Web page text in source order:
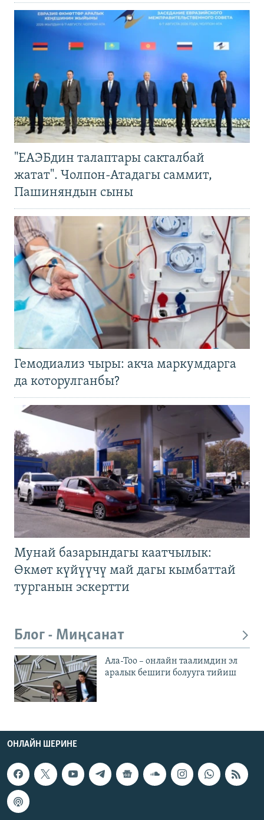
"ЕАЭБдин талаптары сакталбай
жатат". Чолпон-Атадагы саммит,
Пашиняндын сыны
Гемодиализ чыры: акча маркумдарга
да которулганбы?
Мунай базарындагы каатчылык:
Өкмөт күйүүчү май дагы кымбаттай
турганын эскертти
Блог - Миңсанат
Ала-Тоо – онлайн таалимдин эл
аралык бешиги болууга тийиш
ОНЛАЙН ШЕРИНЕ